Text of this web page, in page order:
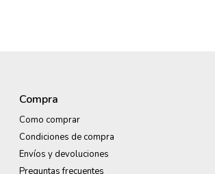
Compra
Como comprar
Condiciones de compra
Envíos y devoluciones
Preguntas frecuentes